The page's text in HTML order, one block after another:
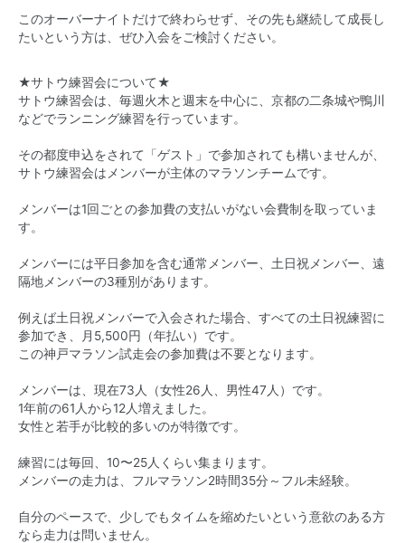
このオーバーナイトだけで終わらせず、その先も継続して成長し
たいという方は、ぜひ入会をご検討ください。
★サトウ練習会について★
サトウ練習会は、毎週火木と週末を中心に、京都の二条城や鴨川
などでランニング練習を行っています。
その都度申込をされて「ゲスト」で参加されても構いませんが、
サトウ練習会はメンバーが主体のマラソンチームです。
メンバーは1回ごとの参加費の支払いがない会費制を取っていま
す。
メンバーには平日参加を含む通常メンバー、土日祝メンバー、遠
隔地メンバーの3種別があります。
例えば土日祝メンバーで入会された場合、すべての土日祝練習に
参加でき、月5,500円（年払い）です。
この神戸マラソン試走会の参加費は不要となります。
メンバーは、現在73人（女性26人、男性47人）です。
1年前の61人から12人増えました。
女性と若手が比較的多いのが特徴です。
練習には毎回、10〜25人くらい集まります。
メンバーの走力は、フルマラソン2時間35分～フル未経験。
自分のペースで、少しでもタイムを縮めたいという意欲のある方
なら走力は問いません。